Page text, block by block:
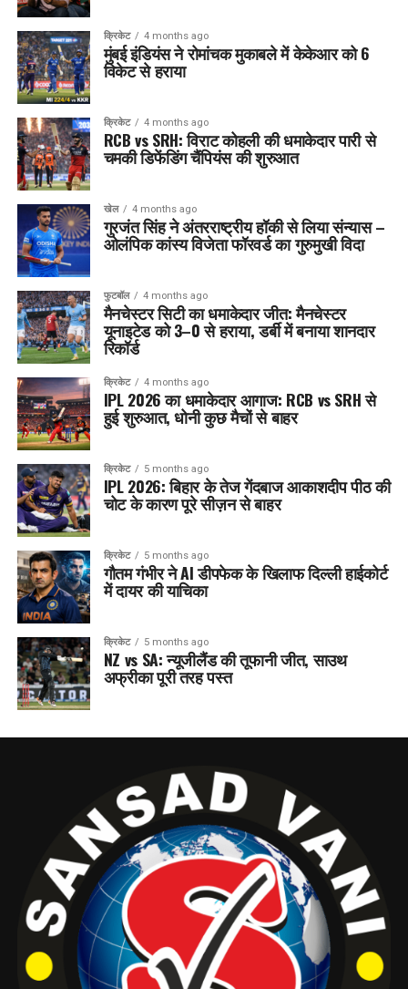
क्रिकेट 4 months ago
मुंबई इंडियंस ने रोमांचक मुकाबले में केकेआर को 6
विकेट से हराया
क्रिकेट 4 months ago
RCB vs SRH: विराट कोहली की धमाकेदार पारी से
चमकी डिफेंडिंग चैंपियंस की शुरुआत
खेल 4 months ago
गुरजंत सिंह ने अंतरराष्ट्रीय हॉकी से लिया संन्यास –
ओलंपिक कांस्य विजेता फॉरवर्ड का गुरुमुखी विदा
फुटबॉल 4 months ago
मैनचेस्टर सिटी का धमाकेदार जीत: मैनचेस्टर
यूनाइटेड को 3–0 से हराया, डर्बी में बनाया शानदार
रिकॉर्ड
क्रिकेट 4 months ago
IPL 2026 का धमाकेदार आगाज: RCB vs SRH से
हुई शुरुआत, धोनी कुछ मैचों से बाहर
क्रिकेट 5 months ago
IPL 2026: बिहार के तेज गेंदबाज आकाशदीप पीठ की
चोट के कारण पूरे सीज़न से बाहर
क्रिकेट 5 months ago
गौतम गंभीर ने AI डीपफेक के खिलाफ दिल्ली हाईकोर्ट
में दायर की याचिका
क्रिकेट 5 months ago
NZ vs SA: न्यूजीलैंड की तूफानी जीत, साउथ
अफ्रीका पूरी तरह पस्त